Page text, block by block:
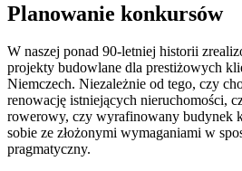
Planowanie konkursów
W naszej ponad 90-letniej historii
projekty budowlane dla prestiżowych
Niemczech. Niezależnie od tego, czy
renowację istniejących nieruchomości,
rowerowy, czy wyrafinowany budynek
sobie ze złożonymi wymaganiami w
pragmatyczny.